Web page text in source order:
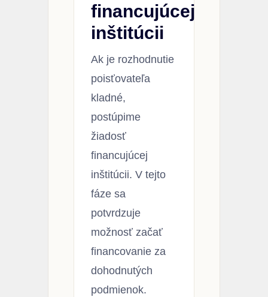
financujúcej
inštitúcii
Ak je rozhodnutie
poisťovateľa
kladné,
postúpime
žiadosť
financujúcej
inštitúcii. V tejto
fáze sa
potvrdzuje
možnosť začať
financovanie za
dohodnutých
podmienok.